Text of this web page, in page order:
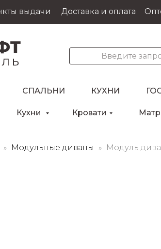
Доставка и оплата
выдачи
СПАЛЬНИ КУХНИ
Кровати
Кухни
Модульные диваны Модуль